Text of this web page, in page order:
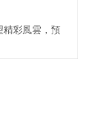
精彩風雲，預